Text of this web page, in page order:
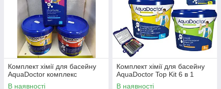
Комплект хімії для басейну
AquaDoctor комплекс
В наявності
Комплект хімії для басейну
AquaDoctor Top Kit 6 в 1
В наявності